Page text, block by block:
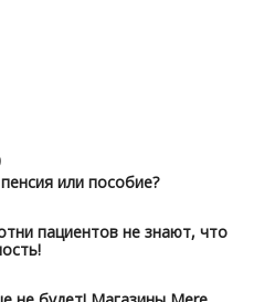
или пособие?
пациентов не знают, что